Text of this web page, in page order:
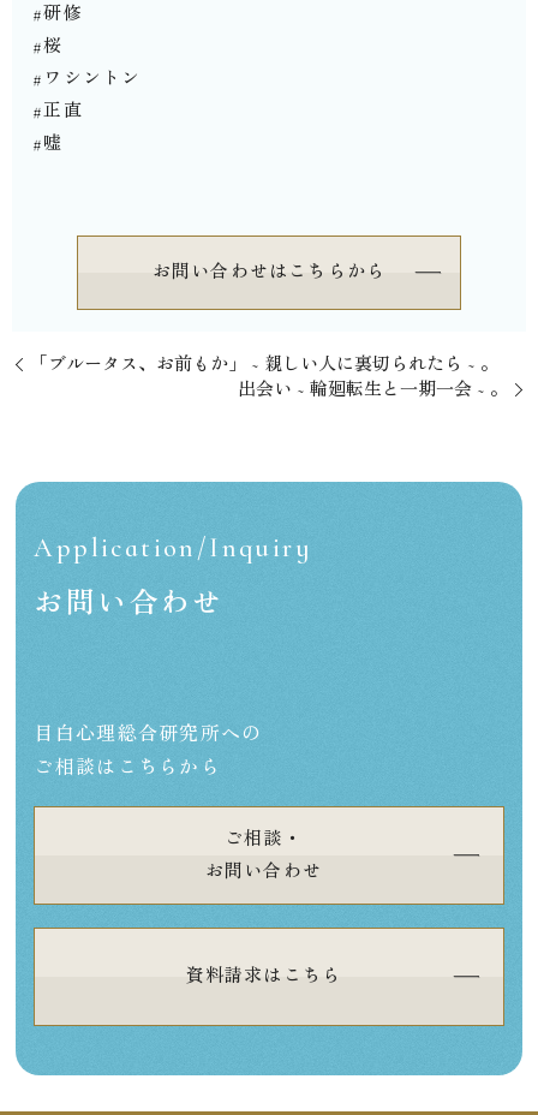
#研修
#桜
#ワシントン
#正直
#嘘⁡⁡⁡⁡
お問い合わせはこちらから
⁡「ブルータス、お前もか」 ~ 親しい人に裏切られたら ~ 。
出会い ~ 輪廻転生と一期一会 ~ 。
Application/Inquiry
お問い合わせ
目白心理総合研究所への
ご相談はこちらから
ご相談・
お問い合わせ
資料請求はこちら